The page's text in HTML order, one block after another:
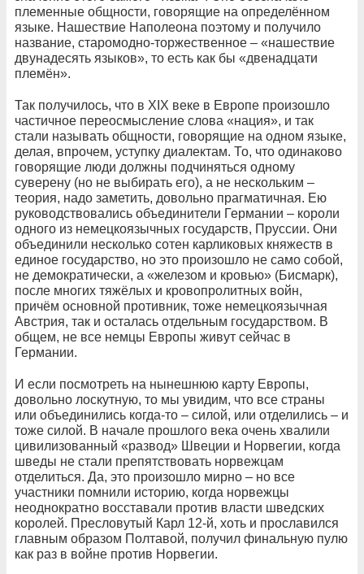
племенные общности, говорящие на определённом
языке. Нашествие Наполеона поэтому и получило
название, старомодно-торжественное – «нашествие
двунадесять языков», то есть как бы «двенадцати
племён».
Так получилось, что в XIX веке в Европе произошло
частичное переосмысление слова «нация», и так
стали называть общности, говорящие на одном языке,
делая, впрочем, уступку диалектам. То, что одинаково
говорящие люди должны подчиняться одному
суверену (но не выбирать его), а не нескольким –
теория, надо заметить, довольно прагматичная. Ею
руководствовались объединители Германии – короли
одного из немецкоязычных государств, Пруссии. Они
объединили несколько сотен карликовых княжеств в
единое государство, но это произошло не само собой,
не демократически, а «железом и кровью» (Бисмарк),
после многих тяжёлых и кровопролитных войн,
причём основной противник, тоже немецкоязычная
Австрия, так и осталась отдельным государством. В
общем, не все немцы Европы живут сейчас в
Германии.
И если посмотреть на нынешнюю карту Европы,
довольно лоскутную, то мы увидим, что все страны
или объединились когда-то – силой, или отделились – и
тоже силой. В начале прошлого века очень хвалили
цивилизованный «развод» Швеции и Норвегии, когда
шведы не стали препятствовать норвежцам
отделиться. Да, это произошло мирно – но все
участники помнили историю, когда норвежцы
неоднократно восставали против власти шведских
королей. Пресловутый Карл 12-й, хоть и прославился
главным образом Полтавой, получил финальную пулю
как раз в войне против Норвегии.